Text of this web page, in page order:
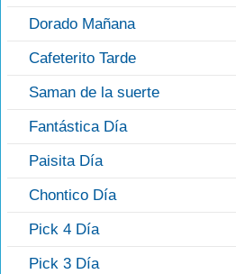
Dorado Mañana
Cafeterito Tarde
Saman de la suerte
Fantástica Día
Paisita Día
Chontico Día
Pick 4 Día
Pick 3 Día